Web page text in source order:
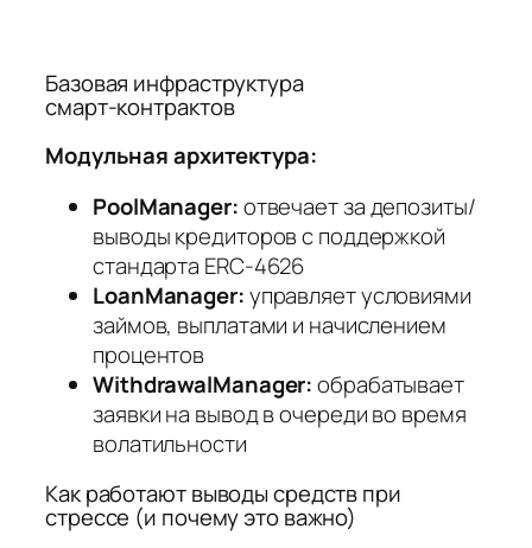
Базовая инфраструктура
смарт‑контрактов
Модульная архитектура:
PoolManager:отвечает за депозиты/
выводы кредиторов с поддержкой
стандарта ERC-4626
LoanManager:управляет условиями
займов, выплатами и начислением
процентов
WithdrawalManager:обрабатывает
заявки на вывод в очереди во время
волатильности
Как работают выводы средств при
стрессе (и почему это важно)